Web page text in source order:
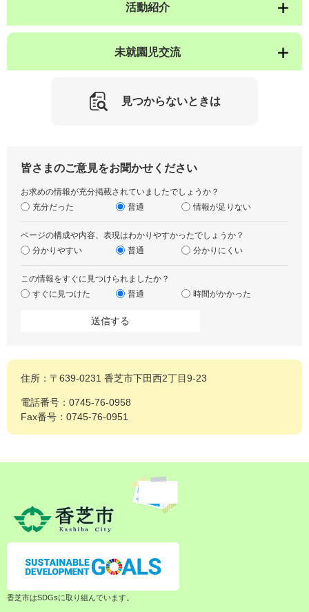
活動紹介
未就園児交流
見つからないときは
皆さまのご意見をお聞かせください
お求めの情報が充分掲載されていましたでしょうか？
充分だった
普通 情報が足りない
ページの構成や内容、表現はわかりやすかったでしょうか？
分かりやすい
普通 分かりにくい
この情報をすぐに見つけられましたか？
すぐに見つけた
普通 時間がかかった
住所：〒639-0231 香芝市下田西2丁目9-23
電話番号：0745-76-0958
Fax番号：0745-76-0951
香芝市はSDGsに取り組んでいます。